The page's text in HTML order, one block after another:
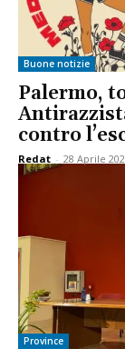
Buone notizie
Palermo,
contro
Redat - 28 Aprile
Province